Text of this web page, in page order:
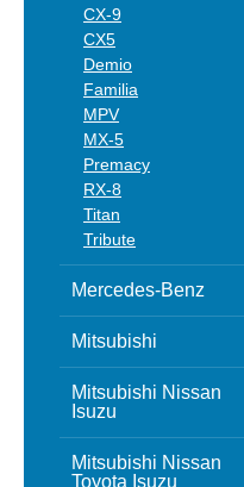
CX-9
CX5
Demio
Familia
MPV
MX-5
Premacy
RX-8
Titan
Tribute
Mercedes-Benz
Mitsubishi
Mitsubishi Nissan
Isuzu
Mitsubishi Nissan
Toyota Isuzu